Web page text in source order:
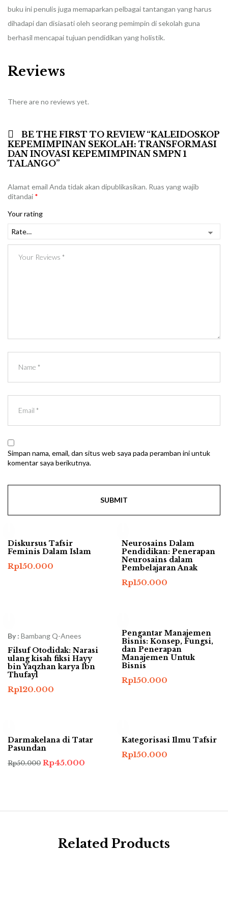
buku ini penulis juga memaparkan pelbagai tantangan yang harus
dihadapi dan disiasati oleh seorang pemimpin di sekolah guna
berhasil mencapai tujuan pendidikan yang holistik.
Reviews
There are no reviews yet.
BE THE FIRST TO REVIEW “KALEIDOSKOP
KEPEMIMPINAN SEKOLAH: TRANSFORMASI
DAN INOVASI KEPEMIMPINAN SMPN 1
TALANGO”
Alamat email Anda tidak akan dipublikasikan. Ruas yang wajib
ditandai *
Your rating
Simpan nama, email, dan situs web saya pada peramban ini untuk
komentar saya berikutnya.
Diskursus Tafsir
Feminis Dalam Islam
Rp150.000
Neurosains Dalam
Pendidikan: Penerapan
Neurosains dalam
Pembelajaran Anak
Rp150.000
By : Bambang Q-Anees
Filsuf Otodidak: Narasi
ulang kisah fiksi Hayy
bin Yaqzhan karya Ibn
Thufayl
Rp120.000
Pengantar Manajemen
Bisnis: Konsep, Fungsi,
dan Penerapan
Manajemen Untuk
Bisnis
Rp150.000
Darmakelana di Tatar
Pasundan
Rp50.000 Harga
aslinya
Rp45.000
Kategorisasi Ilmu Tafsir
Rp150.000
Related Products